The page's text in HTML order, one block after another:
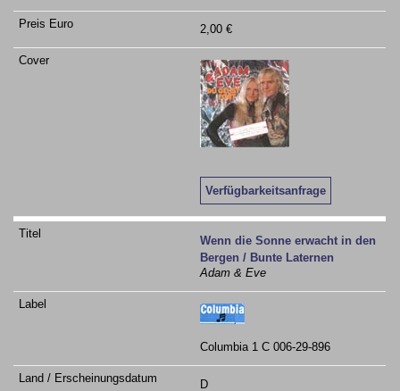
2,00 €
Verfügbarkeitsanfrage
Wenn die Sonne erwacht in den
Bergen / Bunte Laternen
Adam & Eve
Columbia 1 C 006-29-896
D